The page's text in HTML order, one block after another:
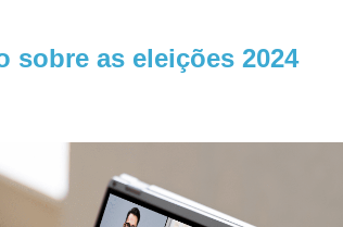
sobre as eleições 2024